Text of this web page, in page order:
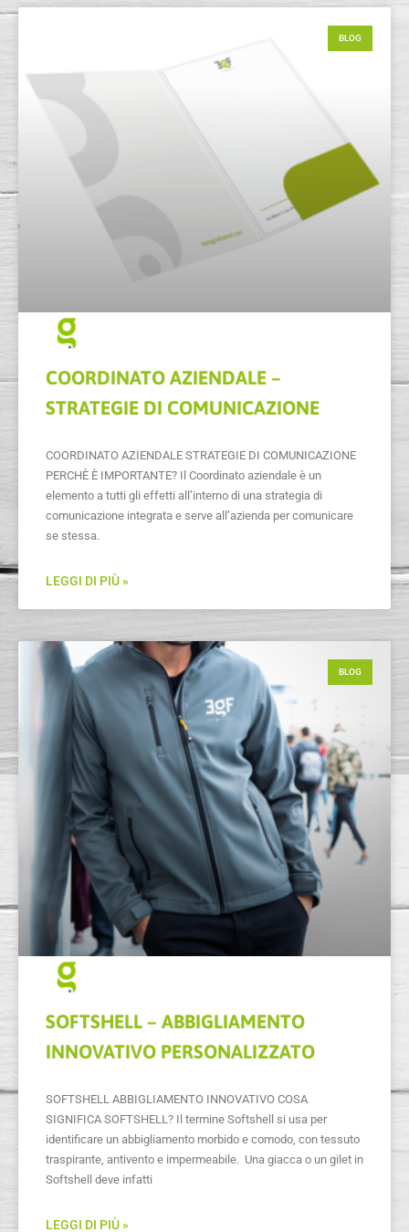
BLOG
COORDINATO AZIENDALE –
STRATEGIE DI COMUNICAZIONE
COORDINATO AZIENDALE STRATEGIE DI COMUNICAZIONE
PERCHÈ È IMPORTANTE? Il Coordinato aziendale è un
elemento a tutti gli effetti all’interno di una strategia di
comunicazione integrata e serve all’azienda per comunicare
se stessa.
LEGGI DI PIÙ »
BLOG
SOFTSHELL – ABBIGLIAMENTO
INNOVATIVO PERSONALIZZATO
SOFTSHELL ABBIGLIAMENTO INNOVATIVO COSA
SIGNIFICA SOFTSHELL? Il termine Softshell si usa per
identificare un abbigliamento morbido e comodo, con tessuto
traspirante, antivento e impermeabile. Una giacca o un gilet in
Softshell deve infatti
LEGGI DI PIÙ »